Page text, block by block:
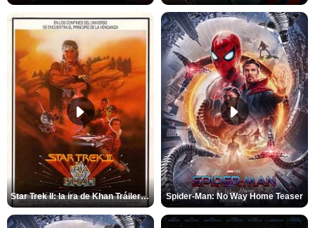
Star Trek II: la ira de Khan Tráiler VO Spider-Man: No Way Home Teaser